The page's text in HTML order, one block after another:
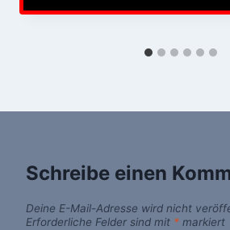
Schreibe einen
Deine E-Mail-Adresse wird nicht
Erforderliche Felder sind mit * markiert